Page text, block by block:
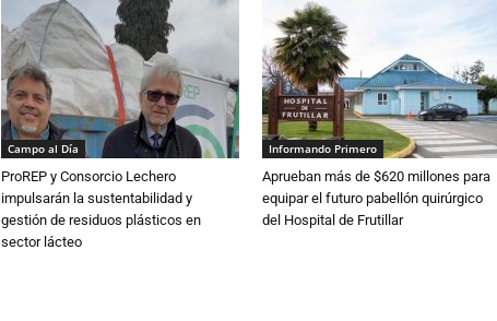
Campo al Día
ProREP y Consorcio Lechero
impulsarán la sustentabilidad y
gestión de residuos plásticos en
sector lácteo
Informando Primero
Aprueban más de $620 millones para
equipar el futuro pabellón quirúrgico
del Hospital de Frutillar